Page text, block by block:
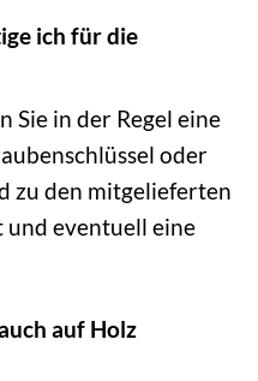
ich für die
Sie in der Regel eine
oder
zu den mitgelieferten
und eventuell eine
auf Holz